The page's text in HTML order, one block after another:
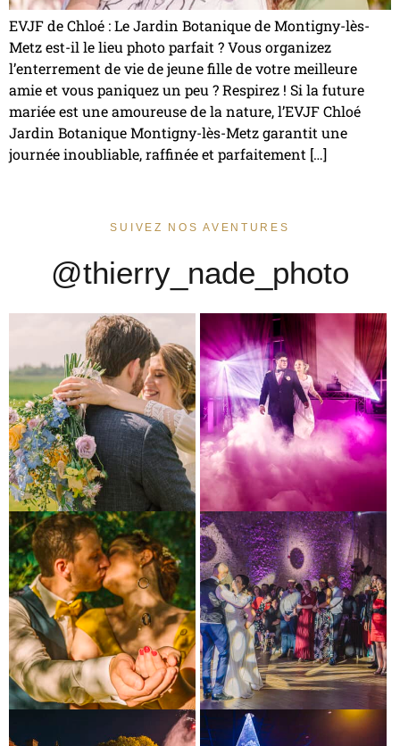
EVJF de Chloé : Le Jardin Botanique de Montigny-lès-
Metz est-il le lieu photo parfait ? Vous organizez
l’enterrement de vie de jeune fille de votre meilleure
amie et vous paniquez un peu ? Respirez ! Si la future
mariée est une amoureuse de la nature, l’EVJF Chloé
Jardin Botanique Montigny-lès-Metz garantit une
journée inoubliable, raffinée et parfaitement […]
SUIVEZ NOS AVENTURES
@thierry_nade_photo